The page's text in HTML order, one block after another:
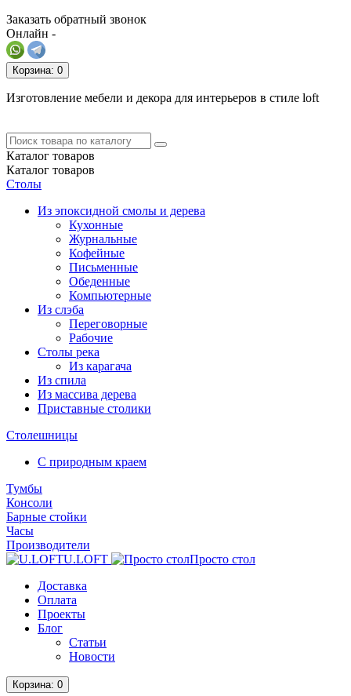
Заказать обратный звонок
Онлайн -
Корзина: 0
Изготовление мебели и декора для интерьеров в стиле loft
Каталог товаров
Каталог товаров
Столы
Из эпоксидной смолы и дерева
Кухонные
Журнальные
Кофейные
Письменные
Обеденные
Компьютерные
Из слэба
Переговорные
Рабочие
Столы река
Из карагача
Из спила
Из массива дерева
Приставные столики
Столешницы
С природным краем
Тумбы
Консоли
Барные стойки
Часы
Производители
U.LOFT
Просто стол
Доставка
Оплата
Проекты
Блог
Статьи
Новости
Корзина: 0